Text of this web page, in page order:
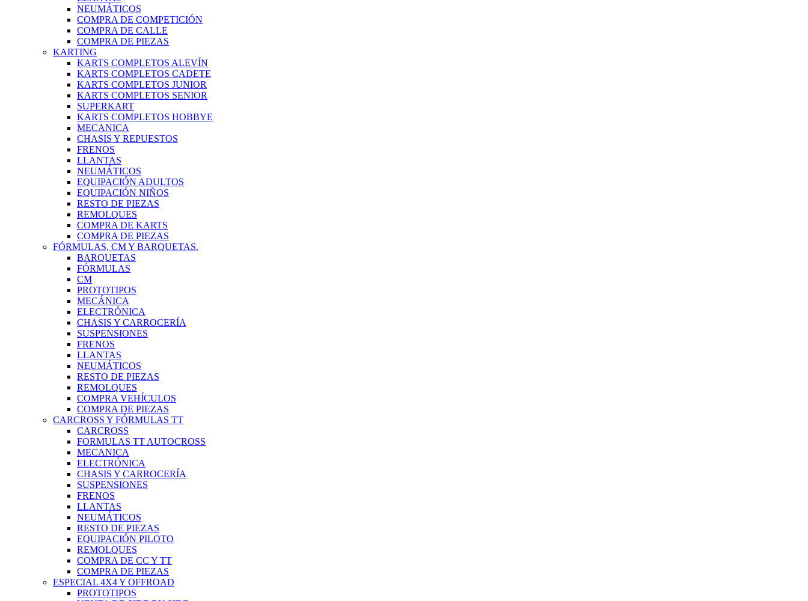
NEUMÁTICOS
COMPRA DE COMPETICIÓN
COMPRA DE CALLE
COMPRA DE PIEZAS
KARTING
KARTS COMPLETOS ALEVÍN
KARTS COMPLETOS CADETE
KARTS COMPLETOS JUNIOR
KARTS COMPLETOS SENIOR
SUPERKART
KARTS COMPLETOS HOBBYE
MECANICA
CHASIS Y REPUESTOS
FRENOS
LLANTAS
NEUMÁTICOS
EQUIPACIÓN ADULTOS
EQUIPACIÓN NIÑOS
RESTO DE PIEZAS
REMOLQUES
COMPRA DE KARTS
COMPRA DE PIEZAS
FÓRMULAS, CM Y BARQUETAS.
BARQUETAS
FÓRMULAS
CM
PROTOTIPOS
MECÁNICA
ELECTRÓNICA
CHASIS Y CARROCERÍA
SUSPENSIONES
FRENOS
LLANTAS
NEUMÁTICOS
RESTO DE PIEZAS
REMOLQUES
COMPRA VEHÍCULOS
COMPRA DE PIEZAS
CARCROSS Y FÓRMULAS TT
CARCROSS
FORMULAS TT AUTOCROSS
MECANICA
ELECTRÓNICA
CHASIS Y CARROCERÍA
SUSPENSIONES
FRENOS
LLANTAS
NEUMÁTICOS
RESTO DE PIEZAS
EQUIPACIÓN PILOTO
REMOLQUES
COMPRA DE CC Y TT
COMPRA DE PIEZAS
ESPECIAL 4X4 Y OFFROAD
PROTOTIPOS